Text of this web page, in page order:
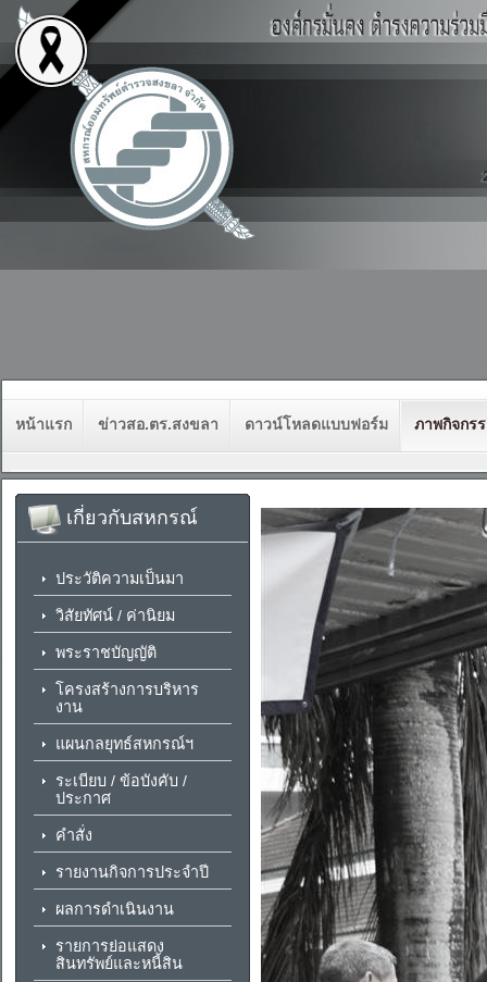
หน้าแรก ข่าวสอ.ตร.สงขลา ดาวน์โหลดแบบฟอร์ม ภาพกิจกร
เกี่ยวกับสหกรณ์
ประวัติความเป็นมา
วิสัยทัศน์ / ค่านิยม
พระราชบัญญัติ
โครงสร้างการบริหาร
งาน
แผนกลยุทธ์สหกรณ์ฯ
ระเบียบ / ข้อบังคับ /
ประกาศ
คำสั่ง
รายงานกิจการประจำปี
ผลการดำเนินงาน
รายการย่อแสดง
สินทรัพย์และหนี้สิน